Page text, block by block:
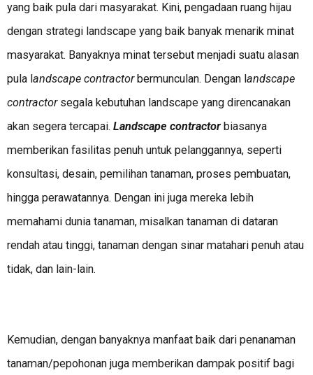
yang baik pula dari masyarakat. Kini, pengadaan ruang hijau
dengan strategi landscape yang baik banyak menarik minat
masyarakat. Banyaknya minat tersebut menjadi suatu alasan
pula landscape contractorbermunculan. Dengan landscape
contractorsegala kebutuhan landscape yang direncanakan
akan segera tercapai. Landscape contractorbiasanya
memberikan fasilitas penuh untuk pelanggannya, seperti
konsultasi, desain, pemilihan tanaman, proses pembuatan,
hingga perawatannya. Dengan ini juga mereka lebih
memahami dunia tanaman, misalkan tanaman di dataran
rendah atau tinggi, tanaman dengan sinar matahari penuh atau
tidak, dan lain-lain.
Kemudian, dengan banyaknya manfaat baik dari penanaman
tanaman/pepohonan juga memberikan dampak positif bagi